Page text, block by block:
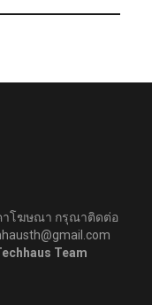
าโฆษณา กรุณาติดต่อ
Team